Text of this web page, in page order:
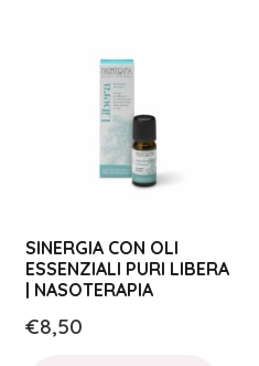
SINERGIA CON OLI
ESSENZIALI PURI LIBERA
| NASOTERAPIA
€8,50